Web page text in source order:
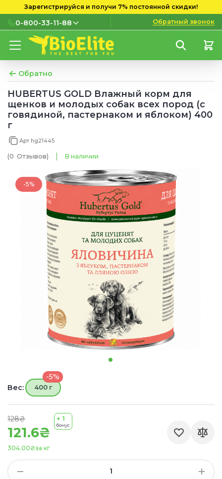
Зарегистрируйся и получи 7% постоянной скидки!
0-800-33-11-88
0-800-33-11-88
мобильных номеров
(097) 133 11 88
(095) 133 11 88
Обратный звонок
Обратно
HUBERTUS GOLD Влажный корм для
щенков и молодых собак всех пород (с
говядиной, пастернаком и яблоком) 400
г
Арт hg21445
(0 Отзывов) В наличии
-5%
121.6₴
128₴
за кг
304.00₴
+ 1
бонус
Вес:
-5%
400 г